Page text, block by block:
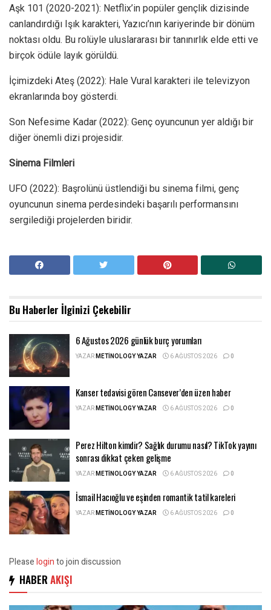
Aşk 101 (2020-2021): Netflix’in popüler gençlik dizisinde
canlandırdığı Işık karakteri, Yazıcı’nın kariyerinde bir dönüm
noktası oldu. Bu rolüyle uluslararası bir tanınırlık elde etti ve
birçok ödüle layık görüldü.
İçimizdeki Ateş (2022): Hale Vural karakteri ile televizyon
ekranlarında boy gösterdi.
Son Nefesime Kadar (2022): Genç oyuncunun yer aldığı bir
diğer önemli dizi projesidir.
Sinema Filmleri
UFO (2022): Başrolünü üstlendiği bu sinema filmi, genç
oyuncunun sinema perdesindeki başarılı performansını
sergilediği projelerden biridir.
Bu Haberler İlginizi Çekebilir
6 Ağustos 2026 günlük burç yorumları
YAZARMETINOLOGY YAZAR 6 AĞUSTOS 2026 0
Kanser tedavisi gören Cansever’den üzen haber
YAZARMETINOLOGY YAZAR 6 AĞUSTOS 2026 0
Perez Hilton kimdir? Sağlık durumu nasıl? TikTok yayını
sonrası dikkat çeken gelişme
YAZARMETINOLOGY YAZAR 6 AĞUSTOS 2026 0
İsmail Hacıoğlu ve eşinden romantik tatil kareleri
YAZARMETINOLOGY YAZAR 6 AĞUSTOS 2026 0
Pleaseloginto join discussion
HABER AKIŞI